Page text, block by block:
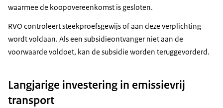
waarmee de koopovereenkomst is gesloten.
RVO controleert steekproefsgewijs of aan deze verplichting
wordt voldaan. Als een subsidieontvanger niet aan de
voorwaarde voldoet, kan de subsidie worden teruggevorderd.
Langjarige investering in emissievrij
transport